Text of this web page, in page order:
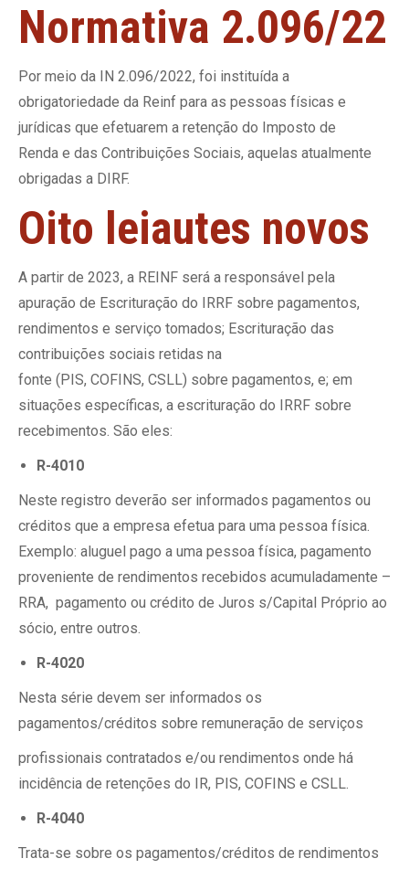
Normativa 2.096/22
Por meio da IN 2.096/2022, foi instituída a
obrigatoriedade da Reinf para as pessoas físicas e
jurídicas que efetuarem a retenção do Imposto de
Renda e das Contribuições Sociais, aquelas atualmente
obrigadas a DIRF.
Oito leiautes novos
A partir de 2023, a REINF será a responsável pela
apuração de Escrituração do IRRF sobre pagamentos,
rendimentos e serviço tomados; Escrituração das
contribuições sociais retidas na
fonte (PIS, COFINS, CSLL) sobre pagamentos, e; em
situações específicas, a escrituração do IRRF sobre
recebimentos. São eles:
R-4010
Neste registro deverão ser informados pagamentos ou
créditos que a empresa efetua para uma pessoa física.
Exemplo: aluguel pago a uma pessoa física, pagamento
proveniente de rendimentos recebidos acumuladamente –
RRA, pagamento ou crédito de Juros s/Capital Próprio ao
sócio, entre outros.
R-4020
Nesta série devem ser informados os
pagamentos/créditos sobre remuneração de serviços
profissionais contratados e/ou rendimentos onde há
incidência de retenções do IR, PIS, COFINS e CSLL.
R-4040
Trata-se sobre os pagamentos/créditos de rendimentos